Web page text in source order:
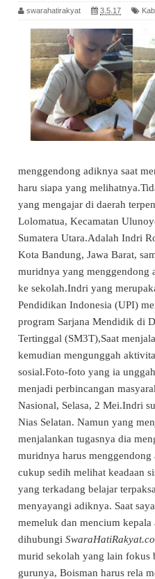
swarahatirakyat 3.5.17
menggendong adiknya saat
haru siapa yang
yang mengajar di daerah
Lolomatua, Kecamatan
Sumatera Utara.Adalah Indri
Kota Bandung, Jawa Barat,
muridnya yang menggendong
ke sekolah.Indri yang
Pendidikan Indonesia (UPI)
program Sarjana Mendidik di
Tertinggal (SM3T),Saat
kemudian mengunggah
sosial.Foto-foto yang ia
menjadi perbincangan
Nasional, Selasa, 2 Mei.Indri
Nias Selatan. Namun yang
menjalankan tugasnya dia
muridnya harus menggendong
cukup sedih melihat keadaan
yang terkadang belajar
menyayangi adiknya. Saat
memeluk dan mencium
dihubungi
murid sekolah yang lain fokus
gurunya, Boisman harus rela